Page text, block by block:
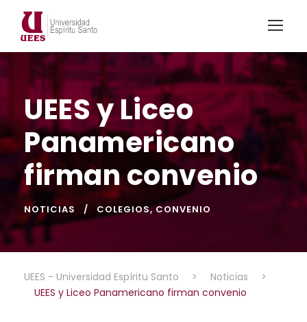
UEES y Liceo
Panamericano
firman convenio
NOTICIAS COLEGIOS, CONVENIO
UEES - Universidad Espíritu Santo > Noticias
>
UEES y Liceo Panamericano firman convenio